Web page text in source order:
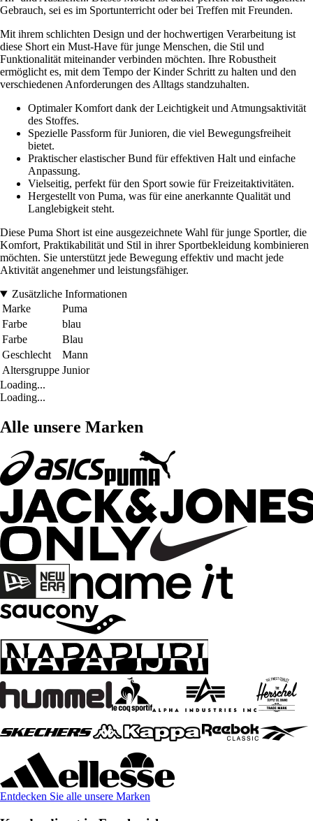
Gebrauch, sei es im Sportunterricht oder bei Treffen mit Freunden.
Mit ihrem schlichten Design und der hochwertigen Verarbeitung ist
diese Short ein Must-Have für junge Menschen, die Stil und
Funktionalität miteinander verbinden möchten. Ihre Robustheit
ermöglicht es, mit dem Tempo der Kinder Schritt zu halten und den
verschiedenen Anforderungen des Alltags standzuhalten.
Optimaler Komfort dank der Leichtigkeit und Atmungsaktivität
des Stoffes.
Spezielle Passform für Junioren, die viel Bewegungsfreiheit
bietet.
Praktischer elastischer Bund für effektiven Halt und einfache
Anpassung.
Vielseitig, perfekt für den Sport sowie für Freizeitaktivitäten.
Hergestellt von Puma, was für eine anerkannte Qualität und
Langlebigkeit steht.
Diese Puma Short ist eine ausgezeichnete Wahl für junge Sportler, die
Komfort, Praktikabilität und Stil in ihrer Sportbekleidung kombinieren
möchten. Sie unterstützt jede Bewegung effektiv und macht jede
Aktivität angenehmer und leistungsfähiger.
Zusätzliche Informationen
Marke
Puma
Farbe
blau
Farbe
Blau
Geschlecht
Mann
Altersgruppe Junior
Loading...
Loading...
Alle unsere Marken
Entdecken Sie alle unsere Marken